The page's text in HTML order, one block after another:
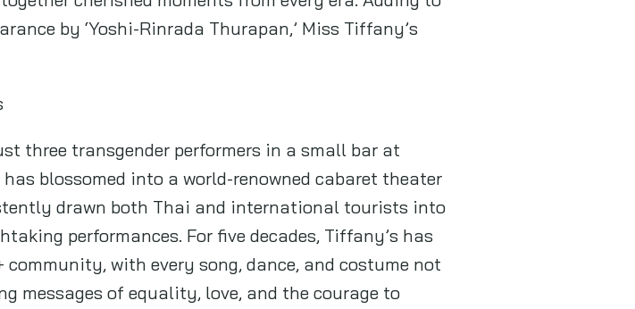
by ‘Yoshi-Rinrada Thurapan,’ Miss Tiffany’s
three transgender performers in a small bar at
blossomed into a world-renowned cabaret theater
drawn both Thai and international tourists into
performances. For five decades, Tiffany’s has
with every song, dance, and costume not
messages of equality, love, and the courage to